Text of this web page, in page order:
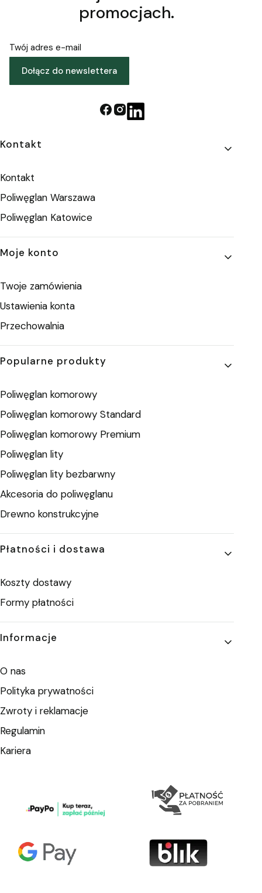
promocjach.
Twój adres e-mail
Dołącz do newslettera
Linki w stopce
Kontakt
Kontakt
Poliwęglan Warszawa
Poliwęglan Katowice
Moje konto
Twoje zamówienia
Ustawienia konta
Przechowalnia
Popularne produkty
Poliwęglan komorowy
Poliwęglan komorowy Standard
Poliwęglan komorowy Premium
Poliwęglan lity
Poliwęglan lity bezbarwny
Akcesoria do poliwęglanu
Drewno konstrukcyjne
Płatności i dostawa
Koszty dostawy
Formy płatności
Informacje
O nas
Polityka prywatności
Zwroty i reklamacje
Regulamin
Kariera